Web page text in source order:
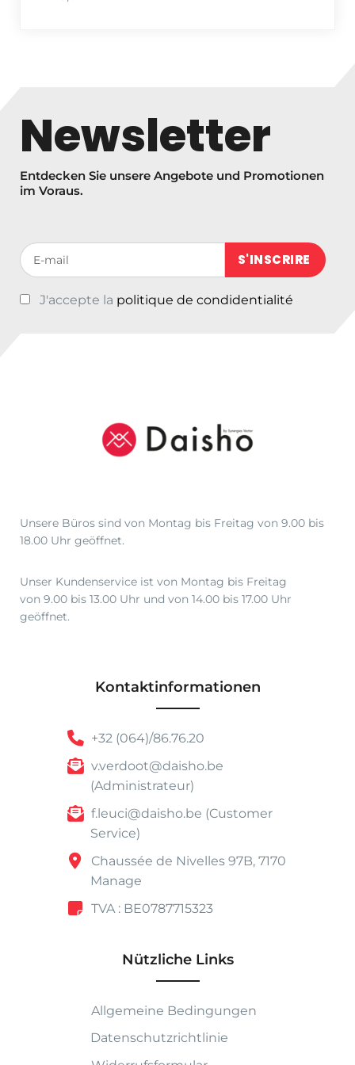
Newsletter
Entdecken Sie unsere Angebote und Promotionen
im Voraus.
Votre adresse de messagerie (obligatoire)
J'accepte la politique de condidentialité
Unsere Büros sind von Montag bis Freitag von 9.00 bis
18.00 Uhr geöffnet.
Unser Kundenservice ist von Montag bis Freitag
von 9.00 bis 13.00 Uhr und von 14.00 bis 17.00 Uhr
geöffnet.
Kontaktinformationen
+32 (064)/86.76.20
v.verdoot@daisho.be
(Administrateur)
f.leuci@daisho.be (Customer
Service)
Chaussée de Nivelles 97B, 7170
Manage
TVA : BE0787715323
Nützliche Links
Allgemeine Bedingungen
Datenschutzrichtlinie